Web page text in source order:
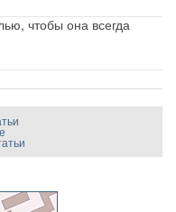
чтобы она всегда